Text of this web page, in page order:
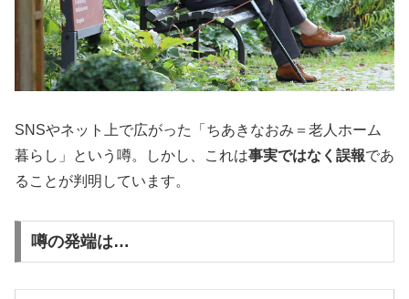
SNSやネット上で広がった「ちあきなおみ＝老人ホーム
暮らし」という噂。しかし、これは事実ではなく誤報であ
ることが判明しています。
噂の発端は…